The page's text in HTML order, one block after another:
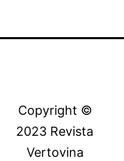
Copyright ©
2023 Revista
Vertovina